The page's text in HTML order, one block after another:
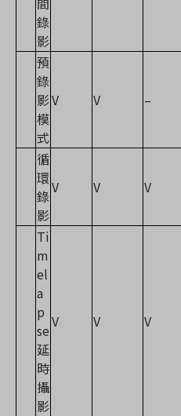
錄
影
預
錄
影
模
式
V V –
循
環
錄
影
V V V
Ti
m
el
a
p
se
延
時
攝
影
V V V